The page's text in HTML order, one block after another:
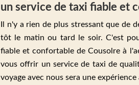
un service de taxi fiable et
Il n'y a rien de plus stressant que de
tôt le matin ou tard le soir. C'est
fiable et confortable de Cousolre à
vous offrir un service de taxi de
voyage avec nous sera une expérience